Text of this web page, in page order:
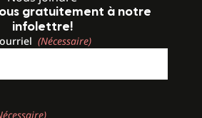
gratuitement à notre
infolettre!
(Nécessaire)